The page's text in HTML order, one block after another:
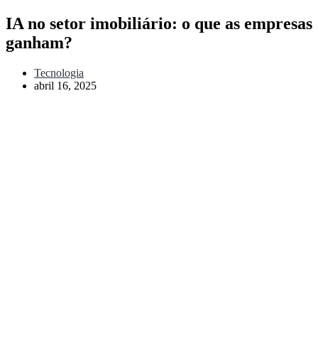
IA no setor imobiliário: o que as empresas
ganham?
Tecnologia
abril 16, 2025